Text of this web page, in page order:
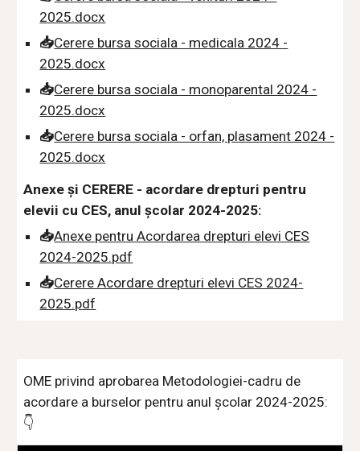
2025.docx
📥Cerere bursa sociala - medicala 2024 -
2025.docx
📥Cerere bursa sociala - monoparental 2024 -
2025.docx
📥Cerere bursa sociala - orfan, plasament 2024 -
2025.docx
Anexe și CERERE - acordare drepturi pentru
elevii cu CES, anul școlar 2024-2025:
📥Anexe pentru Acordarea drepturi elevi CES
2024-2025.pdf
📥Cerere Acordare drepturi elevi CES 2024-
2025.pdf
OME privind aprobarea Metodologiei-cadru de
acordare a burselor pentru anul școlar 2024-2025:
👇